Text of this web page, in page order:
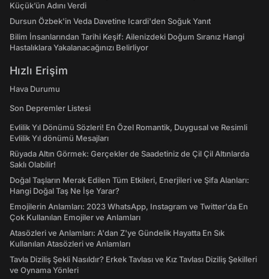
Küçük’ün Adını Verdi
Dursun Özbek'in Veda Davetine Icardi'den Soğuk Yanıt
Bilim İnsanlarından Tarihi Keşif: Ailenizdeki Doğum Sıranız Hangi
Hastalıklara Yakalanacağınızı Belirliyor
Hızlı Erişim
Hava Durumu
Son Depremler Listesi
Evlilik Yıl Dönümü Sözleri! En Özel Romantik, Duygusal ve Resimli
Evlilik Yıl dönümü Mesajları
Rüyada Altın Görmek: Gerçekler de Saadetiniz de Çil Çil Altınlarda
Saklı Olabilir!
Doğal Taşların Merak Edilen Tüm Etkileri, Enerjileri ve Şifa Alanları:
Hangi Doğal Taş Ne İşe Yarar?
Emojilerin Anlamları: 2023 WhatsApp, Instagram ve Twitter'da En
Çok Kullanılan Emojiler ve Anlamları
Atasözleri ve Anlamları: A'dan Z'ye Gündelik Hayatta En Sık
Kullanılan Atasözleri ve Anlamları
Tavla Diziliş Şekli Nasıldır? Erkek Tavlası ve Kız Tavlası Diziliş Şekilleri
ve Oynama Yönleri